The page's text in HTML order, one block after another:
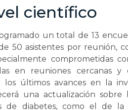
científico
un total de 13
50 asistentes por reunión,
comprometidas
en reuniones cercanas y
últimos avances en la
una actualización sobre
de diabetes, como el de la